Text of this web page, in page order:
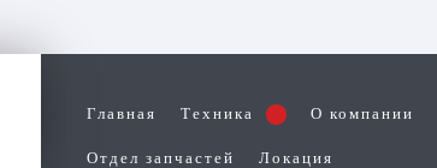
Главная Техника О компании
Отдел запчастей Локация